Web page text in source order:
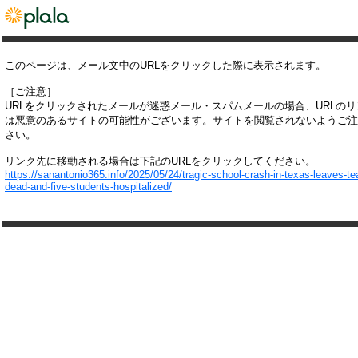
このページは、メール文中のURLをクリックした際に表示されます。
［ご注意］
URLをクリックされたメールが迷惑メール・スパムメールの場合、URLの
は悪意のあるサイトの可能性がございます。サイトを閲覧されないようご
さい。
リンク先に移動される場合は下記のURLをクリックしてください。
https://sanantonio365.info/2025/05/24/tragic-school-crash-in-texas-leaves-
dead-and-five-students-hospitalized/